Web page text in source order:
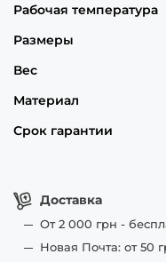
Доставка
От 2 000 грн -
Новая Почта: от 50
Рабочая температура
Размеры
Вес
Материал
Срок гарантии